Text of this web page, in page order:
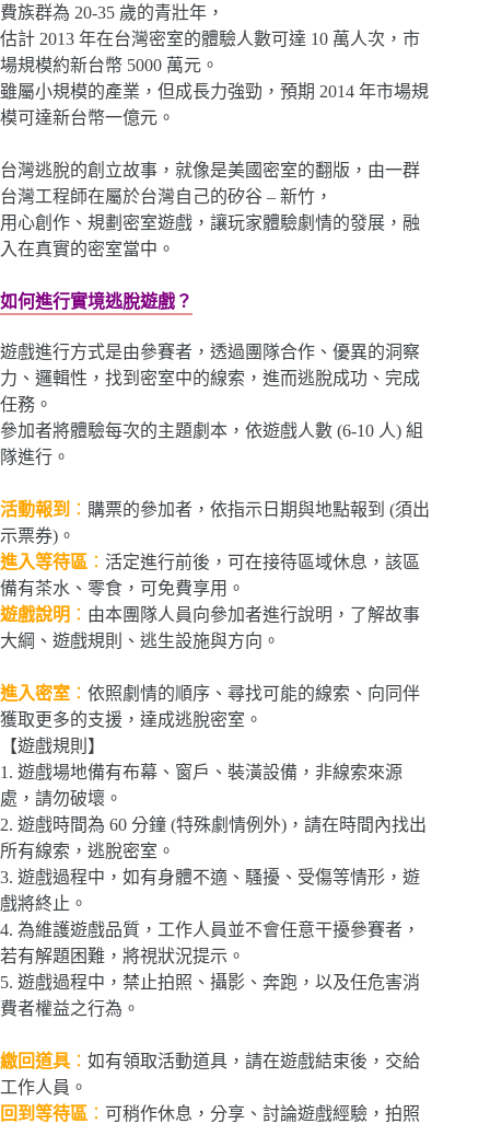
費族群為 20-35 歲的青壯年，
估計 2013 年在台灣密室的體驗人數可達 10 萬人次，市
場規模約新台幣 5000 萬元。
雖屬小規模的產業，但成長力強勁，預期 2014 年市場規
模可達新台幣一億元。
台灣逃脫的創立故事，就像是美國密室的翻版，由一群
台灣工程師在屬於台灣自己的矽谷 – 新竹，
用心創作、規劃密室遊戲，讓玩家體驗劇情的發展，融
入在真實的密室當中。
如何進行實境逃脫遊戲？
遊戲進行方式是由參賽者，透過團隊合作、優異的洞察
力、邏輯性，找到密室中的線索，進而逃脫成功、完成
任務。
參加者將體驗每次的主題劇本，依遊戲人數 (6-10 人) 組
隊進行。
活動報到 ： 購票的參加者，依指示日期與地點報到 (須出
示票券)。
進入等待區 ： 活定進行前後，可在接待區域休息，該區
備有茶水、零食，可免費享用。
遊戲說明 ： 由本團隊人員向參加者進行說明，了解故事
大綱、遊戲規則、逃生設施與方向。
進入密室 ： 依照劇情的順序、尋找可能的線索、向同伴
獲取更多的支援，達成逃脫密室。
【遊戲規則】
1. 遊戲場地備有布幕、窗戶、裝潢設備，非線索來源
處，請勿破壞。
2. 遊戲時間為 60 分鐘 (特殊劇情例外)，請在時間內找出
所有線索，逃脫密室。
3. 遊戲過程中，如有身體不適、騷擾、受傷等情形，遊
戲將終止。
4. 為維護遊戲品質，工作人員並不會任意干擾參賽者，
若有解題困難，將視狀況提示。
5. 遊戲過程中，禁止拍照、攝影、奔跑，以及任危害消
費者權益之行為。
繳回道具 ： 如有領取活動道具，請在遊戲結束後，交給
工作人員。
回到等待區 ： 可稍作休息，分享、討論遊戲經驗，拍照